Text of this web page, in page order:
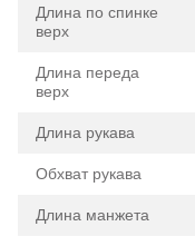
Длина по спинке
верх
Длина переда
верх
Длина рукава
Обхват рукава
Длина манжета